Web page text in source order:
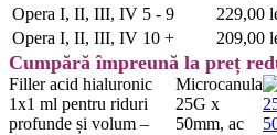
Opera I, II, III, IV 5 - 9 229,00
Opera I, II, III, IV 10 + 209,00
Cumpără împreună la preț
Filler acid hialuronic
1x1 ml pentru riduri
profunde și volum –
Microcanula
25G x
50mm, ac